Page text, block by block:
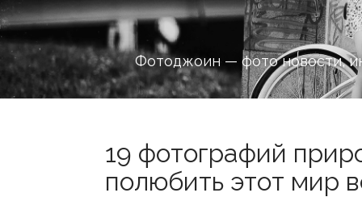
Фотоджоин — фото новости,
19 фотографий
полюбить этот мир